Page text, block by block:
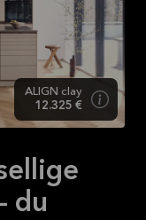
du
ALIGN clay
12.325 €